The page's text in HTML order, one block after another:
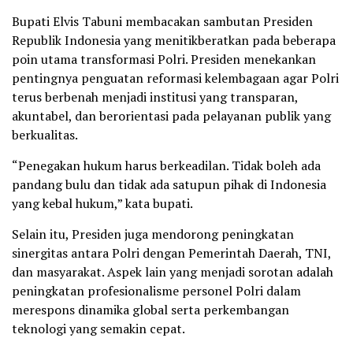
Bupati Elvis Tabuni membacakan sambutan Presiden
Republik Indonesia yang menitikberatkan pada beberapa
poin utama transformasi Polri. Presiden menekankan
pentingnya penguatan reformasi kelembagaan agar Polri
terus berbenah menjadi institusi yang transparan,
akuntabel, dan berorientasi pada pelayanan publik yang
berkualitas.
“Penegakan hukum harus berkeadilan. Tidak boleh ada
pandang bulu dan tidak ada satupun pihak di Indonesia
yang kebal hukum,” kata bupati.
Selain itu, Presiden juga mendorong peningkatan
sinergitas antara Polri dengan Pemerintah Daerah, TNI,
dan masyarakat. Aspek lain yang menjadi sorotan adalah
peningkatan profesionalisme personel Polri dalam
merespons dinamika global serta perkembangan
teknologi yang semakin cepat.